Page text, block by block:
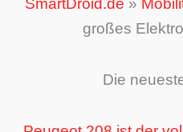
SmartDroid.de »
großes
Die